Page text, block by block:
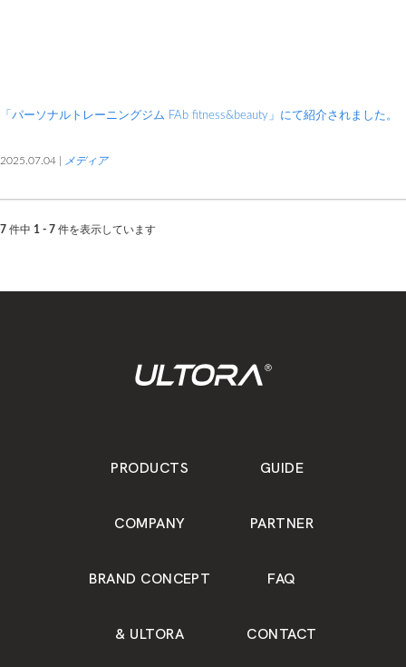
「パーソナルトレーニングジム FAb fitness&beauty」にて紹介されました。
2025.07.04 | メディア
7 件中 1 - 7 件を表示しています
PRODUCTS GUIDE
COMPANY PARTNER
BRAND CONCEPT FAQ
& ULTORA CONTACT